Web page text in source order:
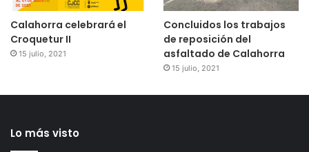
Calahorra celebrará el
Croquetur II
15 julio, 2021
Concluidos los trabajos
de reposición del
asfaltado de Calahorra
15 julio, 2021
Lo más visto